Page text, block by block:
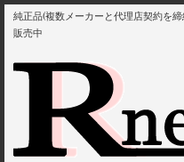
純正品(複数メーカーと代理店契約を
販売中